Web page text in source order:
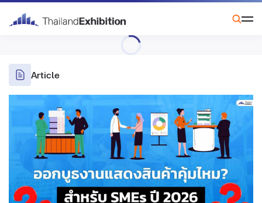
Article